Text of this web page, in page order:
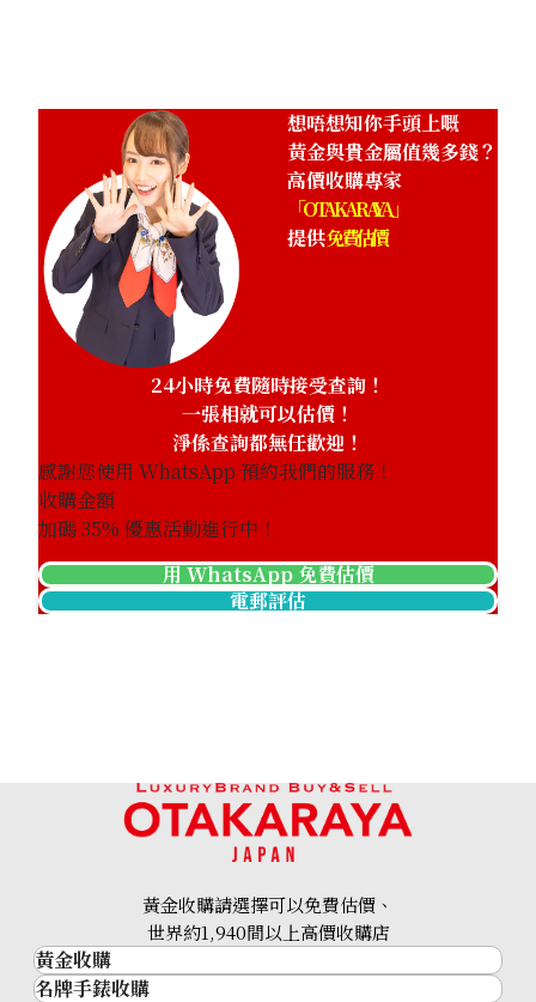
想唔想知你手頭上嘅
黃金與貴金屬值幾多錢？
高價收購專家
「OTAKARAYA」
提供免費估價
24小時免費隨時接受查詢！
一張相就可以估價！
淨係查詢都無任歡迎！
感謝您使用 WhatsApp 預約我們的服務！
收購金額
加碼35% 優惠活動進行中！
用 WhatsApp 免費估價
電郵評估
黃金收購請選擇可以免費估價、
世界約1,940間以上高價收購店
黃金收購
黃金･金條
名牌手錶收購